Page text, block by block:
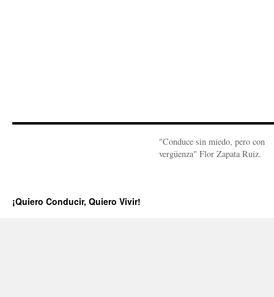
"Conduce sin miedo, pero con
vergüenza" Flor Zapata Ruiz.
¡Quiero Conducir, Quiero Vivir!